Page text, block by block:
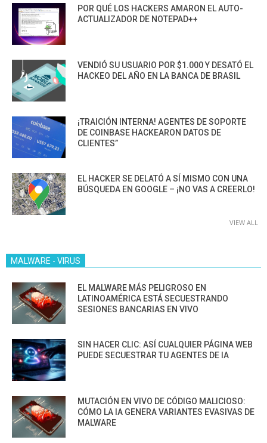
POR QUÉ LOS HACKERS AMARON EL AUTO-
ACTUALIZADOR DE NOTEPAD++
VENDIÓ SU USUARIO POR $1.000 Y DESATÓ EL
HACKEO DEL AÑO EN LA BANCA DE BRASIL
¡TRAICIÓN INTERNA! AGENTES DE SOPORTE
DE COINBASE HACKEARON DATOS DE
CLIENTES”
EL HACKER SE DELATÓ A SÍ MISMO CON UNA
BÚSQUEDA EN GOOGLE – ¡NO VAS A CREERLO!
VIEW ALL
MALWARE - VIRUS
EL MALWARE MÁS PELIGROSO EN
LATINOAMÉRICA ESTÁ SECUESTRANDO
SESIONES BANCARIAS EN VIVO
SIN HACER CLIC: ASÍ CUALQUIER PÁGINA WEB
PUEDE SECUESTRAR TU AGENTES DE IA
MUTACIÓN EN VIVO DE CÓDIGO MALICIOSO:
CÓMO LA IA GENERA VARIANTES EVASIVAS DE
MALWARE